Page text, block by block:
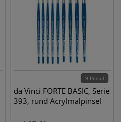
9 Pinsel
da Vinci FORTE BASIC, Serie
393, rund Acrylmalpinsel